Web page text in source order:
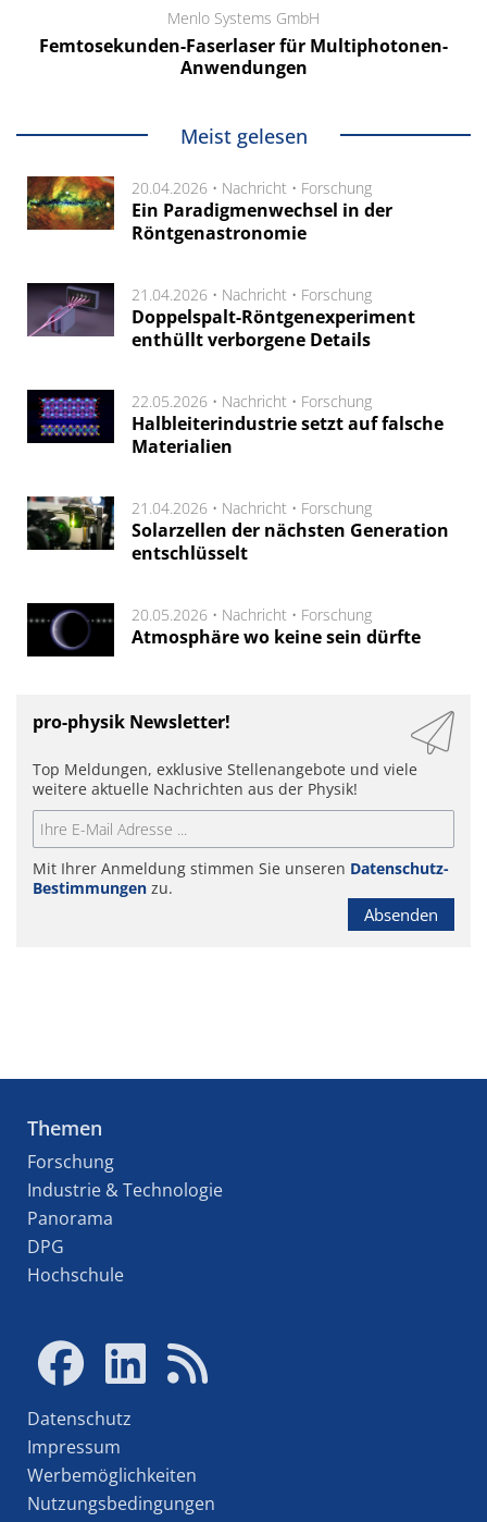
Menlo Systems GmbH
Femtosekunden-Faserlaser für Multiphotonen-
Anwendungen
Meist gelesen
20.04.2026 • Nachricht • Forschung
Ein Paradigmenwechsel in der
Röntgenastronomie
21.04.2026 • Nachricht • Forschung
Doppelspalt-Röntgenexperiment
enthüllt verborgene Details
22.05.2026 • Nachricht • Forschung
Halbleiterindustrie setzt auf falsche
Materialien
21.04.2026 • Nachricht • Forschung
Solarzellen der nächsten Generation
entschlüsselt
20.05.2026 • Nachricht • Forschung
Atmosphäre wo keine sein dürfte
pro-physik Newsletter!
Top Meldungen, exklusive Stellenangebote und viele
weitere aktuelle Nachrichten aus der Physik!
Mit Ihrer Anmeldung stimmen Sie unseren Datenschutz-
Bestimmungen zu.
Absenden
Themen
Forschung
Industrie & Technologie
Panorama
DPG
Hochschule
Datenschutz
Impressum
Werbemöglichkeiten
Nutzungsbedingungen